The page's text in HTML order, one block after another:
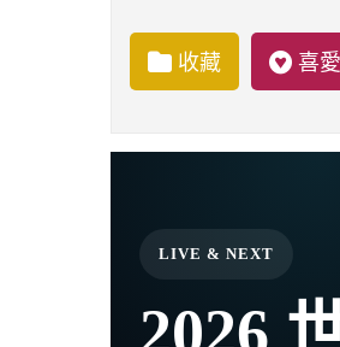
收藏 喜愛
LIVE & NEXT
2026